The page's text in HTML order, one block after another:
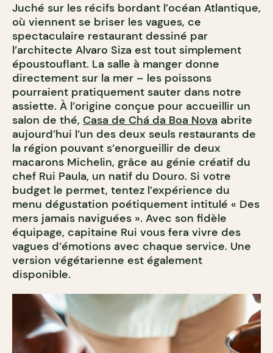
Juché sur les récifs bordant l’océan Atlantique,
où viennent se briser les vagues, ce
spectaculaire restaurant dessiné par
l’architecte Alvaro Siza est tout simplement
époustouflant. La salle à manger donne
directement sur la mer – les poissons
pourraient pratiquement sauter dans notre
assiette. À l’origine conçue pour accueillir un
salon de thé, Casa de Chá da Boa Nova abrite
aujourd’hui l’un des deux seuls restaurants de
la région pouvant s’enorgueillir de deux
macarons Michelin, grâce au génie créatif du
chef Rui Paula, un natif du Douro. Si votre
budget le permet, tentez l’expérience du
menu dégustation poétiquement intitulé « Des
mers jamais naviguées ». Avec son fidèle
équipage, capitaine Rui vous fera vivre des
vagues d’émotions avec chaque service. Une
version végétarienne est également
disponible.